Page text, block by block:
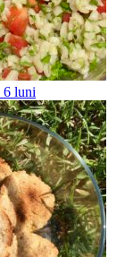
6 luni